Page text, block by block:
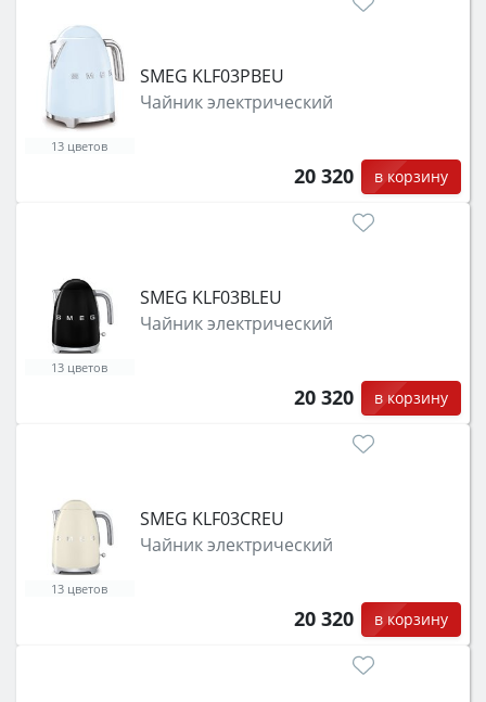
SMEG KLF03PBEU
Чайник электрический
20 320 в корзину
13 цветов
SMEG KLF03BLEU
Чайник электрический
20 320 в корзину
13 цветов
SMEG KLF03CREU
Чайник электрический
20 320 в корзину
13 цветов